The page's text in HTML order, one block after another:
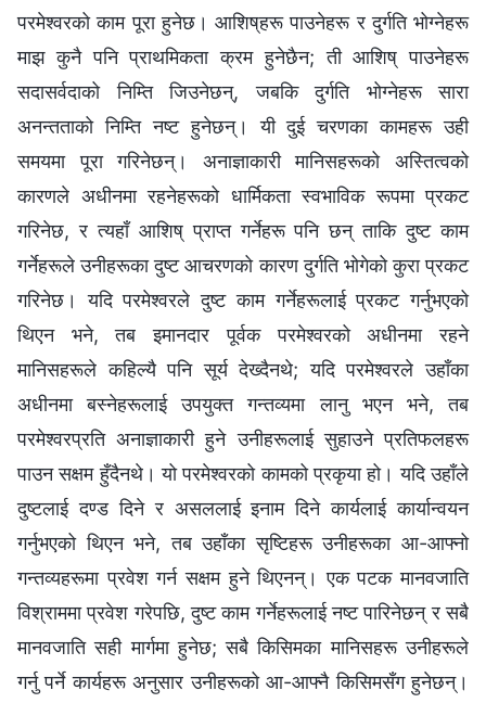
परमेश्‍वरको काम पूरा हुनेछ। आशिष्‌हरू पाउनेहरू र दुर्गति भोग्नेहरू
माझ कुनै पनि प्राथमिकता क्रम हुनेछैन; ती आशिष्‌ पाउनेहरू
सदासर्वदाको निम्ति जिउनेछन्, जबकि दुर्गति भोग्नेहरू सारा
अनन्तताको निम्ति नष्ट हुनेछन्। यी दुई चरणका कामहरू उही
समयमा पूरा गरिनेछन्। अनाज्ञाकारी मानिसहरूको अस्तित्वको
कारणले अधीनमा रहनेहरूको धार्मिकता स्वभाविक रूपमा प्रकट
गरिनेछ, र त्यहाँ आशिष्‌ प्राप्‍त गर्नेहरू पनि छन् ताकि दुष्ट काम
गर्नेहरूले उनीहरूका दुष्ट आचरणको कारण दुर्गति भोगेको कुरा प्रकट
गरिनेछ। यदि परमेश्‍वरले दुष्ट काम गर्नेहरूलाई प्रकट गर्नुभएको
थिएन भने, तब इमानदार पूर्वक परमेश्‍वरको अधीनमा रहने
मानिसहरूले कहिल्यै पनि सूर्य देख्दैनथे; यदि परमेश्‍वरले उहाँका
अधीनमा बस्नेहरूलाई उपयुक्त गन्तव्यमा लानु भएन भने, तब
परमेश्‍वरप्रति अनाज्ञाकारी हुने उनीहरूलाई सुहाउने प्रतिफलहरू
पाउन सक्षम हुँदैनथे। यो परमेश्‍वरको कामको प्रकृया हो। यदि उहाँले
दुष्टलाई दण्ड दिने र असललाई इनाम दिने कार्यलाई कार्यान्वयन
गर्नुभएको थिएन भने, तब उहाँका सृष्टिहरू उनीहरूका आ-आफ्नो
गन्तव्यहरूमा प्रवेश गर्न सक्षम हुने थिएनन्। एक पटक मानवजाति
विश्राममा प्रवेश गरेपछि, दुष्ट काम गर्नेहरूलाई नष्ट पारिनेछन् र सबै
मानवजाति सही मार्गमा हुनेछ; सबै किसिमका मानिसहरू उनीहरूले
गर्नु पर्ने कार्यहरू अनुसार उनीहरूको आ-आफ्नै किसिमसँग हुनेछन्।